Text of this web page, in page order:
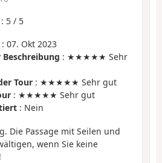
: 5 / 5
: 07. Okt 2023
: ★★★★★ Sehr
Tour : ★★★★★ Sehr gut
: ★★★★★ Sehr gut
: Nein
Die Passage mit Seilen und
wenn Sie keine